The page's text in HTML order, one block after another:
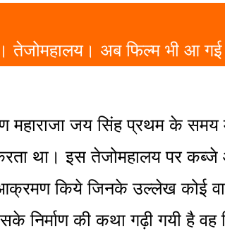
तेजोमहालय। अब फिल्म भी आ
महाराजा जय सिंह प्रथम के
था। इस तेजोमहालय पर
किये जिनके उल्लेख कोई
निर्माण की कथा गढ़ी गयी है